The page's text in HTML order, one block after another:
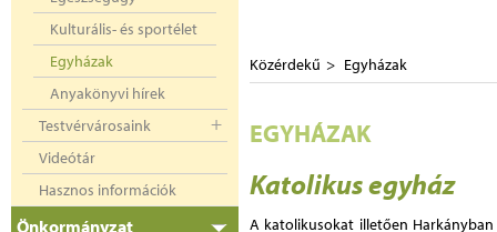
Kulturális- és sportélet
Egyházak
Anyakönyvi hírek
Testvérvárosaink
Videótár
Hasznos információk
Önkormányzat
Közérdekű Egyházak
EGYHÁZAK
Katolikus egyház
A katolikusokat illetően